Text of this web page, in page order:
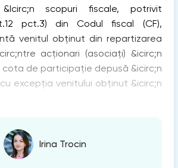
scopuri fiscale, potrivit
pct.3) din Codul fiscal (CF),
venitul obținut din repartizarea
acționari (asociați) &icirc;n
de participație depusă &icirc;n
excepția venitului obținut &icirc;n
Irina Trocin